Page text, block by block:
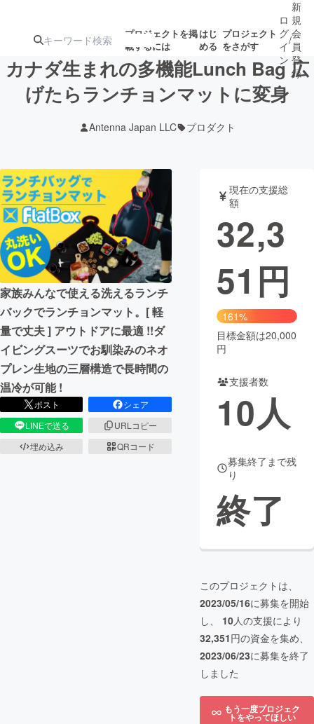
プロジェクトを掲
載するには
はじ
める
プロジェクト
をさがす
ターン
ジェクト
募集終了が近いプ
ロジェクト
アート・写真 音楽
テクノロジー・ガジェット ゲーム・
映像・映画 書籍・雑誌
ビジネス・起業 チャレンジ
まちづくり・地域活性化
CAMPFIRE for Social Good
CAMPFIRE Creation
CAMPFIREふるさと納税
コミュニティ
ロ
グ
イ
ン
/
新
規
会
員
登
録
カナダ生まれの多機能Lunch Bag 広
げたらランチョンマットに変身
Antenna Japan LLC プロダクト
家族みんなで使える洗えるランチ
バックでランチョンマット。[ 軽
量で丈夫 ] アウトドアに最適 !!ダ
イビングスーツでお馴染みのネオ
プレン生地の三層構造で長時間の
温冷が可能 !
ポスト
シェア
LINEで送る
URLコピー
埋め込み
QRコード
現在の支援総
額
32,3
51 円
161%
目標金額は20,000
円
支援者数
10人
募集終了まで残
り
終了
このプロジェクトは、
2023/05/16に募集を開始
し、 10人の支援により
32,351円の資金を集め、
2023/06/23に募集を終了
しました
もう一度プロジェク
トをやってほしい